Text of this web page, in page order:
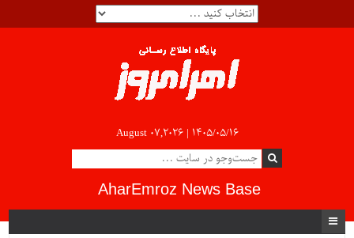
August 07,2026 | ۱۴۰۵/۰۵/۱۶
AharEmroz News Base